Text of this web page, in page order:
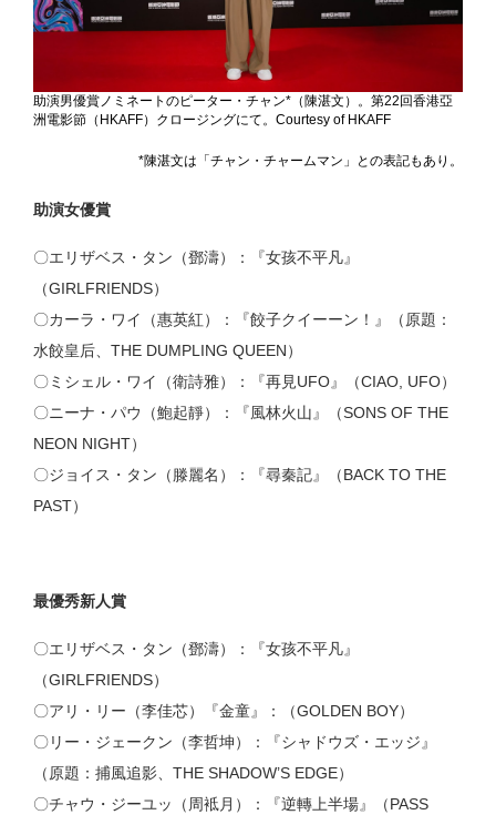
助演男優賞ノミネートのピーター・チャン*（陳湛文）。第22回香港亞
洲電影節（HKAFF）クロージングにて。Courtesy of HKAFF
*陳湛文は「チャン・チャームマン」との表記もあり。
助演女優賞
〇エリザベス・タン（鄧濤）：『女孩不平凡』
（GIRLFRIENDS）
〇カーラ・ワイ（惠英紅）：『餃子クイーーン！』（原題：
水餃皇后、THE DUMPLING QUEEN）
〇ミシェル・ワイ（衛詩雅）：『再見UFO』（CIAO, UFO）
〇ニーナ・パウ（鮑起靜）：『風林火山』（SONS OF THE
NEON NIGHT）
〇ジョイス・タン（滕麗名）：『尋秦記』（BACK TO THE
PAST）
最優秀新人賞
〇エリザベス・タン（鄧濤）：『女孩不平凡』
（GIRLFRIENDS）
〇アリ・リー（李佳芯）『金童』：（GOLDEN BOY）
〇リー・ジェークン（李哲坤）：『シャドウズ・エッジ』
（原題：捕風追影、THE SHADOW’S EDGE）
〇チャウ・ジーユッ（周袛月）：『逆轉上半場』（PASS